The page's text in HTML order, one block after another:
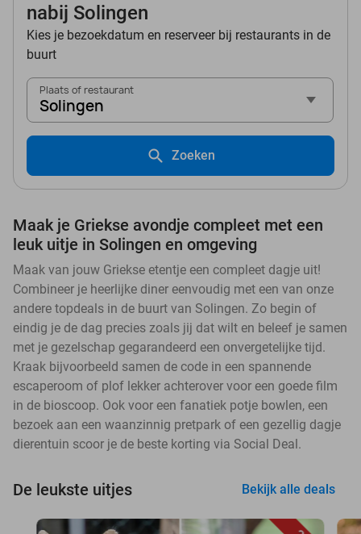
nabij Solingen
Kies je bezoekdatum en reserveer bij restaurants in de
buurt
Plaats of restaurant
Solingen
Zoeken
Maak je Griekse avondje compleet met een
leuk uitje in Solingen en omgeving
Maak van jouw Griekse etentje een compleet dagje uit!
Combineer je heerlijke diner eenvoudig met een van onze
andere topdeals in de buurt van Solingen. Zo begin of
eindig je de dag precies zoals jij dat wilt en beleef je samen
met je gezelschap gegarandeerd een onvergetelijke tijd.
Kraak bijvoorbeeld samen de code in een spannende
escaperoom of plof lekker achterover voor een goede film
in de bioscoop. Ook voor een fanatiek potje bowlen, een
bezoek aan een waanzinnig pretpark of een gezellig dagje
dierentuin scoor je de beste korting via Social Deal.
De leukste uitjes Bekijk alle deals